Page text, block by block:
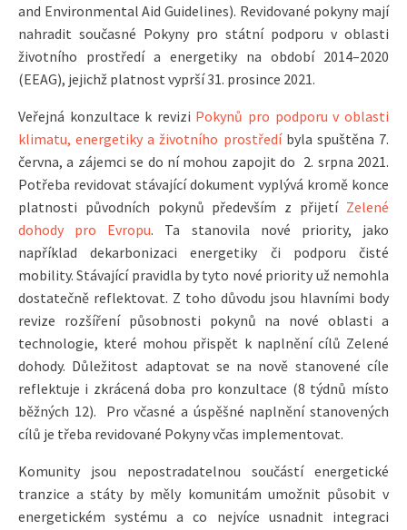
and Environmental Aid Guidelines). Revidované pokyny mají
nahradit současné Pokyny pro státní podporu v oblasti
životního prostředí a energetiky na období 2014–2020
(EEAG), jejichž platnost vyprší 31. prosince 2021.
Veřejná konzultace k revizi Pokynů pro podporu v oblasti
klimatu, energetiky a životního prostředíbyla spuštěna 7.
června, a zájemci se do ní mohou zapojit do 2. srpna 2021.
Potřeba revidovat stávající dokument vyplývá kromě konce
platnosti původních pokynů především z přijetí Zelené
dohody pro Evropu. Ta stanovila nové priority, jako
například dekarbonizaci energetiky či podporu čisté
mobility. Stávající pravidla by tyto nové priority už nemohla
dostatečně reflektovat. Z toho důvodu jsou hlavními body
revize rozšíření působnosti pokynů na nové oblasti a
technologie, které mohou přispět k naplnění cílů Zelené
dohody. Důležitost adaptovat se na nově stanovené cíle
reflektuje i zkrácená doba pro konzultace (8 týdnů místo
běžných 12). Pro včasné a úspěšné naplnění stanovených
cílů je třeba revidované Pokyny včas implementovat.
Komunity jsou nepostradatelnou součástí energetické
tranzice a státy by měly komunitám umožnit působit v
energetickém systému a co nejvíce usnadnit integraci